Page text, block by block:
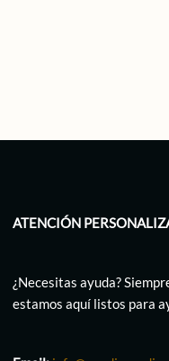
ATENCIÓN
¿Necesitas ayuda?
estamos aquí listos para